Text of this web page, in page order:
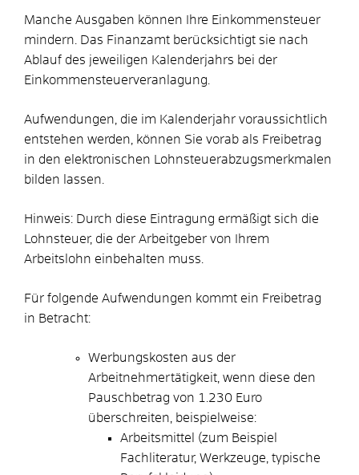
Manche Ausgaben können Ihre Einkommensteuer
mindern. Das Finanzamt berücksichtigt sie nach
Ablauf des jeweiligen Kalenderjahrs bei der
Einkommensteuerveranlagung.
Aufwendungen, die im Kalenderjahr voraussichtlich
entstehen werden, können Sie vorab als Freibetrag
in den elektronischen Lohnsteuerabzugsmerkmalen
bilden lassen.
Hinweis: Durch diese Eintragung ermäßigt sich die
Lohnsteuer, die der Arbeitgeber von Ihrem
Arbeitslohn einbehalten muss.
Für folgende Aufwendungen kommt ein Freibetrag
in Betracht:
Werbungskosten aus der
Arbeitnehmertätigkeit, wenn diese den
Pauschbetrag von 1.230 Euro
überschreiten , beispielweise:
Arbeitsmittel (zum Beispiel
Fachliteratur, Werkzeuge, typische